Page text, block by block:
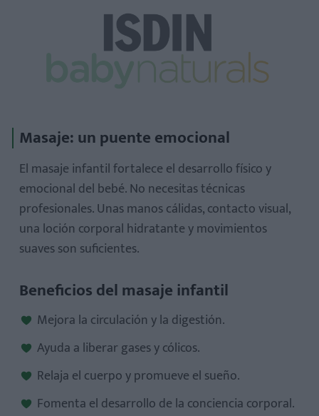
Masaje: un puente emocional
El masaje infantil fortalece el desarrollo físico y
emocional del bebé. No necesitas técnicas
profesionales. Unas manos cálidas, contacto visual,
una loción corporal hidratante y movimientos
suaves son suficientes.
Beneficios del masaje infantil
Mejora la circulación y la digestión.
Ayuda a liberar gases y cólicos.
Relaja el cuerpo y promueve el sueño.
Fomenta el desarrollo de la conciencia corporal.